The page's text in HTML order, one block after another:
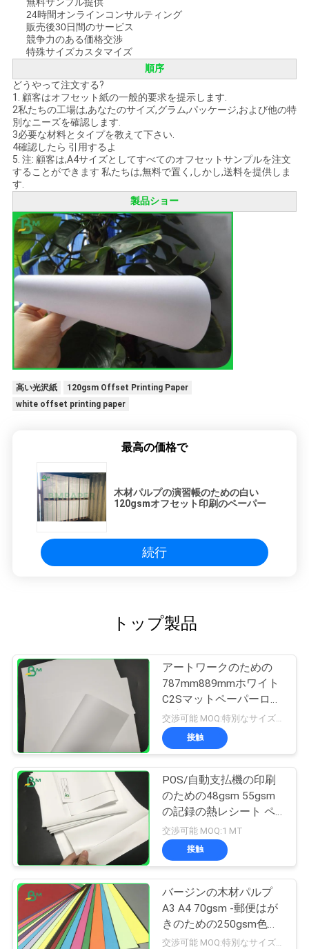
イ
バ
シ
ー
ポ
リ
シ
ー
無料サンプル提供
24時間オンラインコンサルティング
販売後30日間のサービス
競争力のある価格交渉
特殊サイズカスタマイズ
順序
どうやって注文する?
1. 顧客はオフセット紙の一般的要求を提示します.
2私たちの工場は,あなたのサイズ,グラム,パッケージ,および他の特
別なニーズを確認します.
3必要な材料とタイプを教えて下さい.
4確認したら 引用するよ
5. 注: 顧客は,A4サイズとしてすべてのオフセットサンプルを注文
することができます 私たちは,無料で置く,しかし,送料を提供しま
す.
製品ショー
高い光沢紙
120gsm Offset Printing Paper
white offset printing paper
最高の価格で
木材パルプの演習帳のための白い
120gsmオフセット印刷のペーパー
続行
トップ製品
アートワークのための
787mm889mmホワイト
C2Sマットペーパーロー
ル良い印刷
接触
POS/自動支払機の印刷
のための48gsm 55gsm
の記録の熱レシート ペ
ーパー ロールスロイス
交渉可能 MOQ:1 MT
接触
バージンの木材パルプ
A3 A4 70gsm -郵便はが
きのための250gsm色の
Woodfreeのペーパー
交渉可能 MOQ:特別なサイズの共通のサイズ及び10トンのための1トン